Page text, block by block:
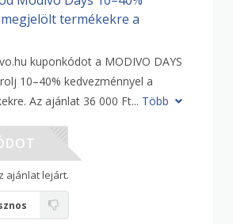
termékekre a
kuponkódot a MODIVO DAYS
10–40% kedvezménnyel a
Az ajánlat 36 000 Ft... Több
DAYS
ajánlat lejárt.